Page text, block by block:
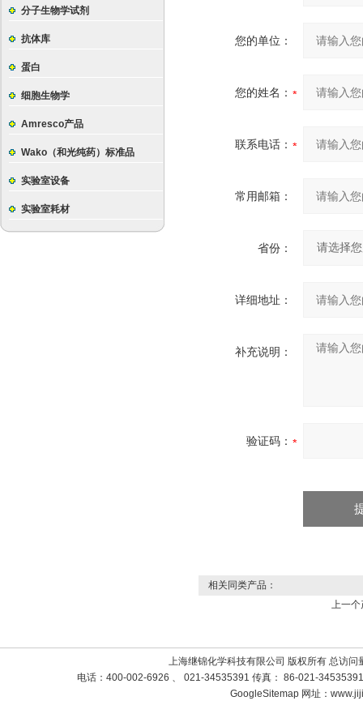
分子生物学试剂
抗体库
蛋白
细胞生物学
Amresco产品
Wako（和光纯药）标准品
实验室设备
实验室耗材
您的单位：
您的姓名：
联系电话：
常用邮箱：
省份：
详细地址：
补充说明：
验证码：
相关同类产品：
上一个
上海继锦化学科技有限公司 版权所有 总访问
电话：400-002-6926 、 021-34535391 传真： 86-021-
GoogleSitemap 网址：